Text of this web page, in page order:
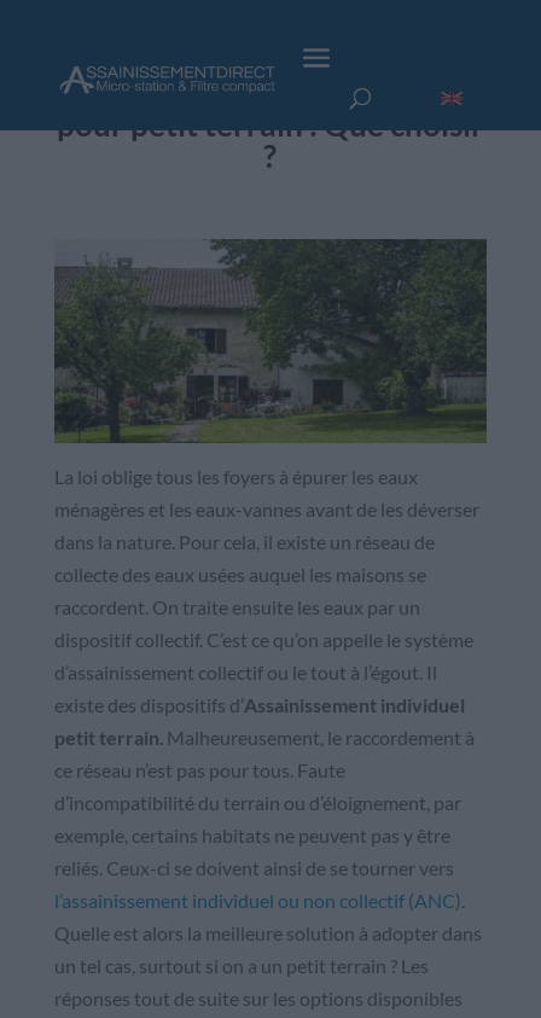
Assainissement individuel
pour petit terrain : Que choisir
?
La loi oblige tous les foyers à épurer les eaux
ménagères et les eaux-vannes avant de les déverser
dans la nature. Pour cela, il existe un réseau de
collecte des eaux usées auquel les maisons se
raccordent. On traite ensuite les eaux par un
dispositif collectif. C’est ce qu’on appelle le système
d’assainissement collectif ou le tout à l’égout. Il
existe des dispositifs d’Assainissement individuel
petit terrain. Malheureusement, le raccordement à
ce réseau n’est pas pour tous. Faute
d’incompatibilité du terrain ou d’éloignement, par
exemple, certains habitats ne peuvent pas y être
reliés. Ceux-ci se doivent ainsi de se tourner vers
l’assainissement individuel ou non collectif (ANC).
Quelle est alors la meilleure solution à adopter dans
un tel cas, surtout si on a un petit terrain ? Les
réponses tout de suite sur les options disponibles